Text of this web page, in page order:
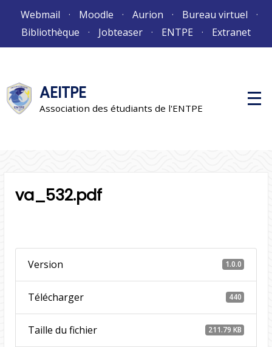
Webmail Moodle Aurion
Bureau virtuel
Bibliothèque
Jobteaser ENTPE Extranet
AEITPE
Association des étudiants de l'ENTPE
M
e
va_532.pdf
Version 1.0.0
Télécharger 440
Taille du fichier 211.79 KB